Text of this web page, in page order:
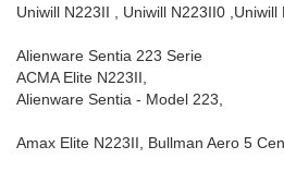
Uniwill N223II , Uniwill N223II0 ,Uniwill
Alienware Sentia 223 Serie
ACMA Elite N223II,
Alienware Sentia - Model 223,
Amax Elite N223II, Bullman Aero 5